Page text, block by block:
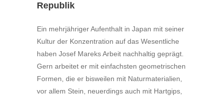
Republik
Ein mehrjähriger Aufenthalt in Japan mit seiner
Kultur der Konzentration auf das Wesentliche
haben Josef Mareks Arbeit nachhaltig geprägt.
Gern arbeitet er mit einfachsten geometrischen
Formen, die er bisweilen mit Naturmaterialien,
vor allem Stein, neuerdings auch mit Hartgips,